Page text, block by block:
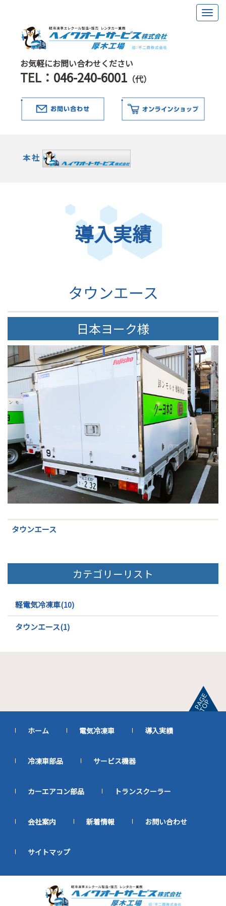
お気軽にお問い合わせください
TEL： 046-240-6001 （代）
本社
導入実績
タウンエース
日本ヨーク様
タウンエース
カテゴリーリスト
軽電気冷凍車(10)
タウンエース(1)
ホーム 電気冷凍車 導入実績
冷凍車部品 サービス機器
カーエアコン部品 トランスクーラー
会社案内 新着情報 お問い合わせ
サイトマップ